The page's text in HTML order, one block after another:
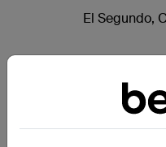
El Segundo,